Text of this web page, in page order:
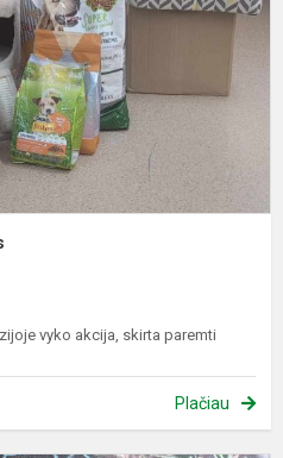
vyko akcija, skirta paremti
Plačiau